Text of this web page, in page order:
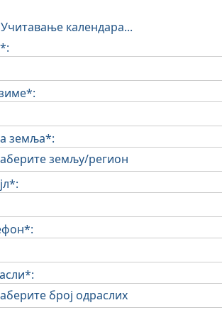
Учитавање календара...
земља*: